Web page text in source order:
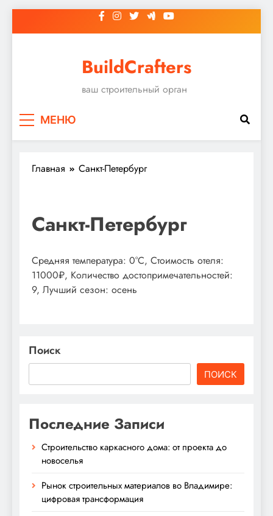
к
BuildCrafters
ваш строительный орган
МЕНЮ
Главная Санкт-Петербург
Санкт-Петербург
Средняя температура: 0°C, Стоимость отеля:
11000₽, Количество достопримечательностей:
9, Лучший сезон: осень
Поиск
ПОИСК
Последние Записи
Строительство каркасного дома: от проекта до
новоселья
Рынок строительных материалов во Владимире:
цифровая трансформация